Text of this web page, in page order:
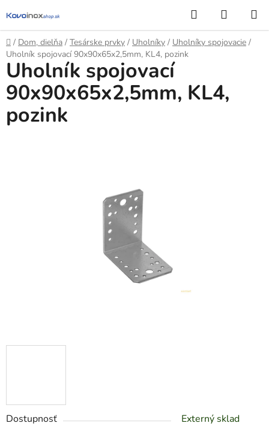
na
obsah
Hľadať
KOŠÍK
Domov
/ Dom, dielňa / Tesárske prvky / Uholníky / Uholníky spojovacie /
Uholník spojovací 90x90x65x2,5mm, KL4, pozink
Dostupnosť
Externý sklad
Uholník spojovací
90x90x65x2,5mm, KL4,
pozink